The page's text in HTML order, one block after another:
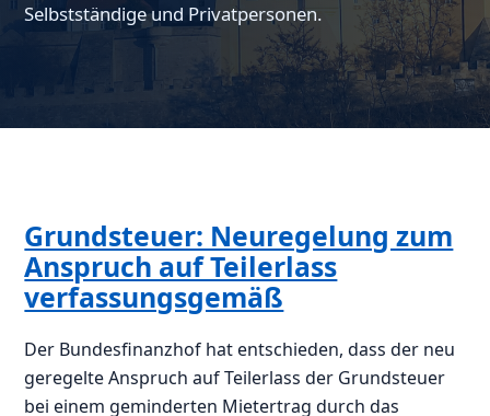
Selbstständige und Privatpersonen.
Grundsteuer: Neuregelung zum
Anspruch auf Teilerlass
verfassungsgemäß
Der Bundesfinanzhof hat entschieden, dass der neu
geregelte Anspruch auf Teilerlass der Grundsteuer
bei einem geminderten Mietertrag durch das